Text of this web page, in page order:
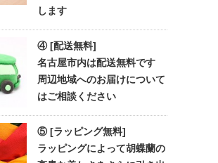
します
④ [配送無料]
名古屋市内は配送無料です
周辺地域へのお届けについて
はご相談ください
⑤ [ラッピング無料]
ラッピングによって胡蝶蘭の